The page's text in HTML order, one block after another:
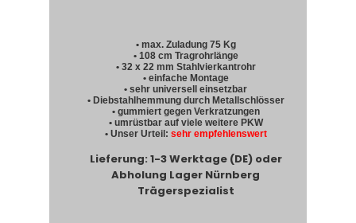
• max. Zuladung 75 Kg
• 108 cm Tragrohrlänge
• 32 x 22 mm Stahlvierkantrohr
• einfache Montage
• sehr universell einsetzbar
• Diebstahlhemmung durch Metallschlösser
• gummiert gegen Verkratzungen
• umrüstbar auf viele weitere PKW
• Unser Urteil: sehr empfehlenswert
Lieferung: 1-3 Werktage (DE) oder
Abholung Lager Nürnberg
Trägerspezialist